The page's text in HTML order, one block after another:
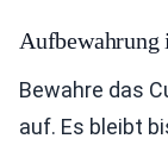
Bewahre das
auf. Es bleibt